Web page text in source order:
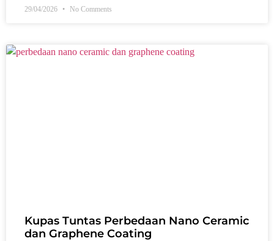
29/04/2026 No Comments
Kupas Tuntas Perbedaan Nano Ceramic
dan Graphene Coating